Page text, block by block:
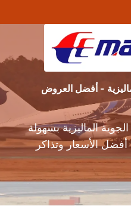
- أفضل العروض
بسهولة
وتذاكر